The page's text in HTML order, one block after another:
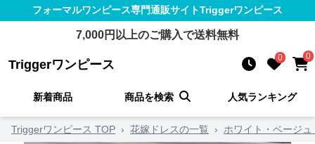
フォーマルワンピース専門通販サイトTriggerワンピース
7,000円以上のご購入で送料無料
Triggerワンピース 0 0
新着商品 商品を検索 人気ランキング
Triggerワンピース TOP › 花嫁ドレスの一覧 › ホワイト・ベージ